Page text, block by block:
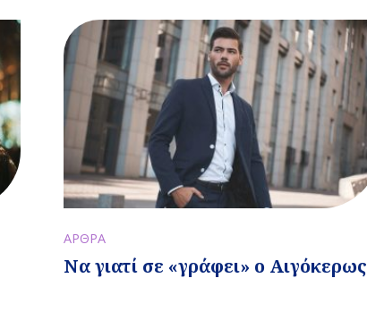
ΑΡΘΡΑ
Να γιατί σε «γράφει» ο Αιγόκερως